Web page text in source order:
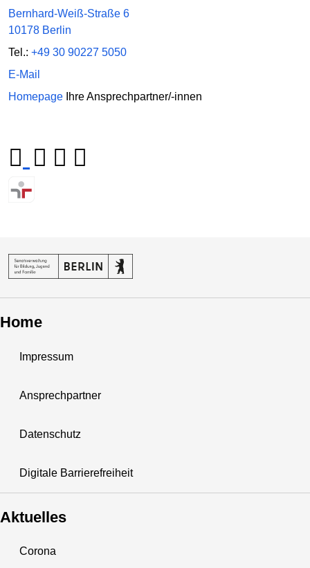
Bernhard-Weiß-Straße 6
10178 Berlin
Tel.: +49 30 90227 5050
E-Mail
Homepage Ihre Ansprechpartner/-innen
Home
Impressum
Ansprechpartner
Datenschutz
Digitale Barrierefreiheit
Aktuelles
Corona